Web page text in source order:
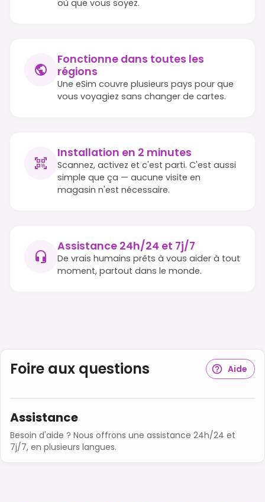
où que vous soyez.
Fonctionne dans toutes les
régions
Une eSim couvre plusieurs pays pour que
vous voyagiez sans changer de cartes.
Installation en 2 minutes
Scannez, activez et c'est parti. C'est aussi
simple que ça — aucune visite en
magasin n'est nécessaire.
Assistance 24h/24 et 7j/7
De vrais humains prêts à vous aider à tout
moment, partout dans le monde.
Foire aux questions Aide
Assistance
Besoin d'aide ? Nous offrons une assistance 24h/24 et
7j/7, en plusieurs langues.